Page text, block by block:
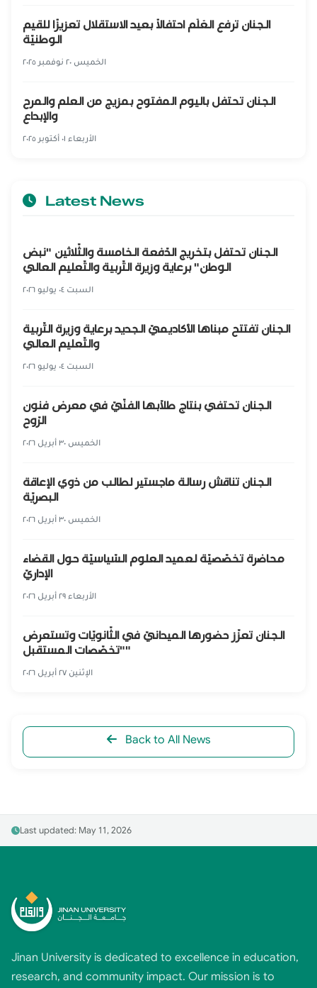
الجنان ترفع العَلَم احتفالًا بعيد الاستقلال تعزيزًا للقيم
الوطنيّة
الخميس ٢٠ نوفمبر ٢٠٢٥
الجنان تحتفل باليوم المفتوح بمزيج من العلم والمرح
والإبداع
الأربعاء ٠١ أكتوبر ٢٠٢٥
Latest News
الجنان تحتفل بتخريج الدّفعة الخامسة والثّلاثين "نبض
الوطن" برعاية وزيرة التّربية والتّعليم العالي
السبت ٠٤ يوليو ٢٠٢٦
الجنان تفتتح مبناها الأكاديميّ الجديد برعاية وزيرة التّربية
والتّعليم العالي
السبت ٠٤ يوليو ٢٠٢٦
الجنان تحتفي بنتاج طلّابها الفنّيّ في معرض فنون
الرّوح
الخميس ٣٠ أبريل ٢٠٢٦
الجنان تناقش رسالة ماجستير لطالب من ذوي الإعاقة
البصريّة
الخميس ٣٠ أبريل ٢٠٢٦
محاضرة تخصّصيّة لعميد العلوم السّياسيّة حول القضاء
الإداريّ
الأربعاء ٢٩ أبريل ٢٠٢٦
الجنان تعزّز حضورها الميدانيّ في الثّانويّات وتستعرض
"تخصّصات المستقبل"
الإثنين ٢٧ أبريل ٢٠٢٦
Back to All News
Last updated: May 11, 2026
Jinan University is dedicated to excellence in education,
research, and community impact. Our mission is to